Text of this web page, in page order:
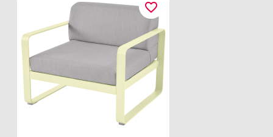
favorite_border